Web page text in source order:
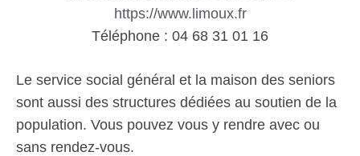
https://www.limoux.fr
Téléphone : 04 68 31 01 16
Le service social général et la maison des seniors
sont aussi des structures dédiées au soutien de la
population. Vous pouvez vous y rendre avec ou
sans rendez-vous.